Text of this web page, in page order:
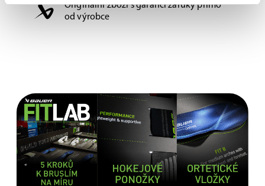
Originální zboží s garancí záruky přímo
od výrobce